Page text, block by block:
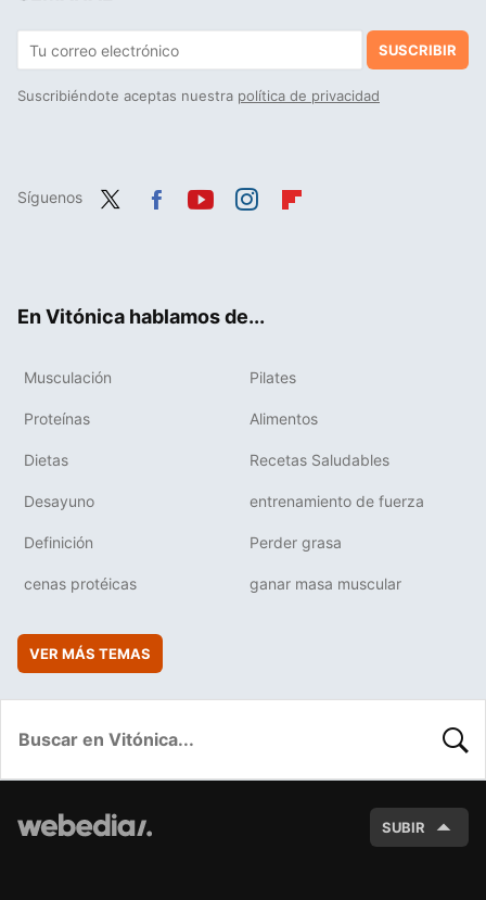
SUSCRIBIR
Suscribiéndote aceptas nuestra política de privacidad
Síguenos
En Vitónica hablamos de...
Musculación Pilates
Proteínas Alimentos
Dietas Recetas Saludables
Desayuno entrenamiento de fuerza
Definición Perder grasa
cenas protéicas ganar masa muscular
VER MÁS TEMAS
SUBIR